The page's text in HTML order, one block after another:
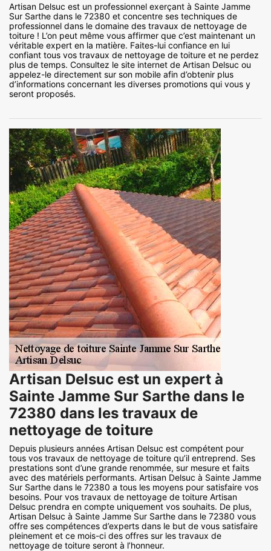
Artisan Delsuc est un professionnel exerçant à Sainte Jamme
Sur Sarthe dans le 72380 et concentre ses techniques de
professionnel dans le domaine des travaux de nettoyage de
toiture ! L’on peut même vous affirmer que c’est maintenant un
véritable expert en la matière. Faites-lui confiance en lui
confiant tous vos travaux de nettoyage de toiture et ne perdez
plus de temps. Consultez le site internet de Artisan Delsuc ou
appelez-le directement sur son mobile afin d’obtenir plus
d’informations concernant les diverses promotions qui vous y
seront proposés.
Artisan Delsuc est un expert à
Sainte Jamme Sur Sarthe dans le
72380 dans les travaux de
nettoyage de toiture
Depuis plusieurs années Artisan Delsuc est compétent pour
tous vos travaux de nettoyage de toiture qu’il entreprend. Ses
prestations sont d’une grande renommée, sur mesure et faits
avec des matériels performants. Artisan Delsuc à Sainte Jamme
Sur Sarthe dans le 72380 a tous les moyens pour satisfaire vos
besoins. Pour vos travaux de nettoyage de toiture Artisan
Delsuc prendra en compte uniquement vos souhaits. De plus,
Artisan Delsuc à Sainte Jamme Sur Sarthe dans le 72380 vous
offre ses compétences d’experts dans le but de vous satisfaire
pleinement et ce mois-ci des offres sur les travaux de
nettoyage de toiture seront à l’honneur.